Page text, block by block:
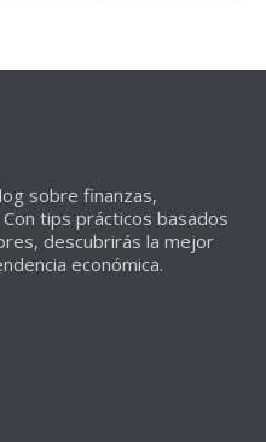
sobre finanzas,
tips prácticos basados
descubrirás la mejor
económica.